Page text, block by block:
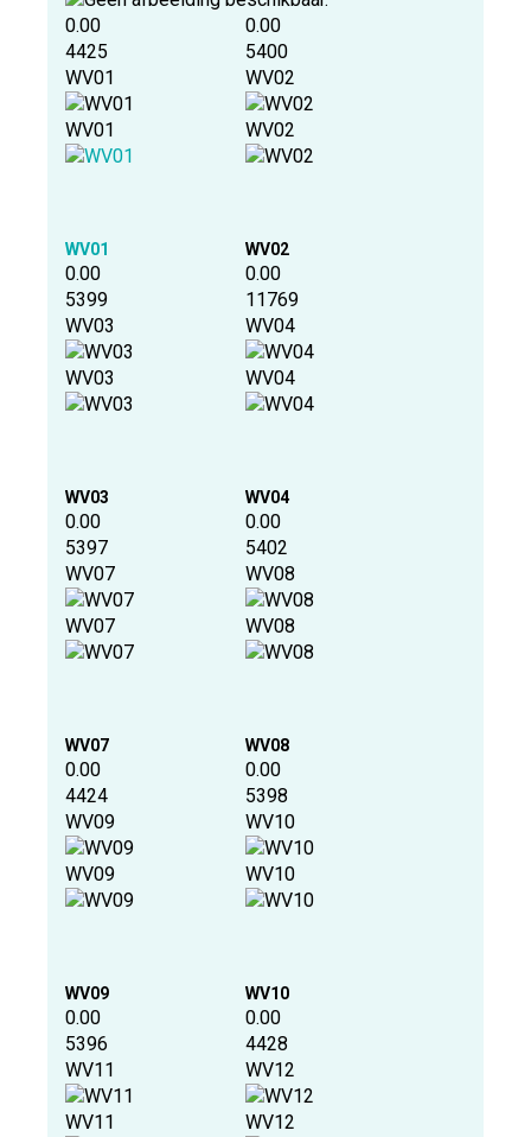
0.00
4425
WV01
WV01
WV01
0.00
5400
WV02
WV02
WV02
0.00
5399
WV03
WV03
WV03
0.00
11769
WV04
WV04
WV04
0.00
5397
WV07
WV07
WV07
0.00
5402
WV08
WV08
WV08
0.00
4424
WV09
WV09
WV09
0.00
5398
WV10
WV10
WV10
0.00
5396
WV11
WV11
0.00
4428
WV12
WV12